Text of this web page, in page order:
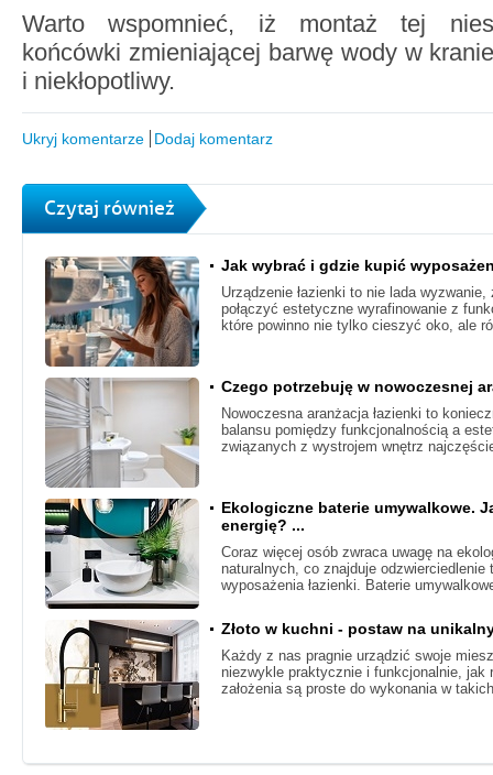
Warto wspomnieć, iż montaż tej
końcówki zmieniającej barwę wody w
i niekłopotliwy.
Ukryj komentarze Dodaj komentarz
Czytaj również
Jak wybrać i gdzie kupić
Urządzenie łazienki to nie lada
połączyć estetyczne wyrafinowanie z
które powinno nie tylko cieszyć oko, ale
Czego potrzebuję w nowoczesnej
Nowoczesna aranżacja łazienki to
balansu pomiędzy funkcjonalnością a
związanych z wystrojem wnętrz
Ekologiczne baterie umywalkowe.
energię? ...
Coraz więcej osób zwraca uwagę na
naturalnych, co znajduje
wyposażenia łazienki. Baterie
Złoto w kuchni - postaw na
Każdy z nas pragnie urządzić swoje
niezwykle praktycznie i funkcjonalnie, jak
założenia są proste do wykonania w